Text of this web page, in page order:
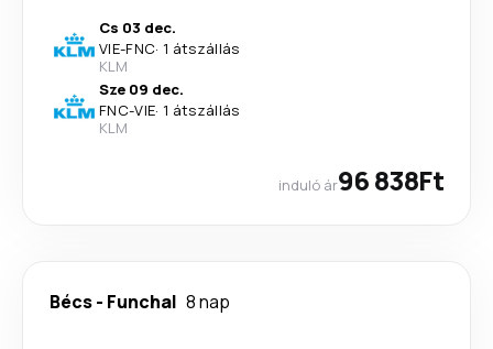
Cs 03 dec.
VIE-FNC· 1 átszállás
KLM
Sze 09 dec.
FNC-VIE· 1 átszállás
KLM
induló ár96 838Ft
Bécs- Funchal 8 nap